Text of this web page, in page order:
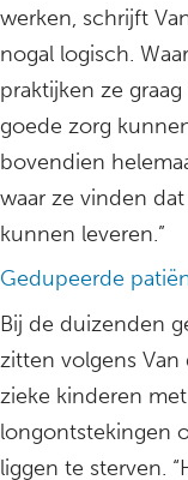
werken, schrijft
nogal logisch.
praktijken ze
goede zorg
bovendien
waar ze vinden
kunnen leveren.”
Gedupeerde
Bij de duizenden
zitten volgens
zieke kinderen
longontstekingen
liggen te sterven.